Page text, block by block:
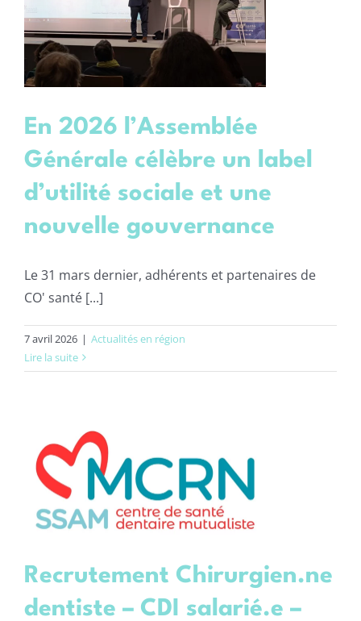
En 2026 l’Assemblée
Générale célèbre un label
d’utilité sociale et une
nouvelle gouvernance
Le 31 mars dernier, adhérents et partenaires de
CO' santé [...]
7 avril 2026 | Actualités en région
Lire la suite
Recrutement Chirurgien.ne
dentiste – CDI salarié.e –